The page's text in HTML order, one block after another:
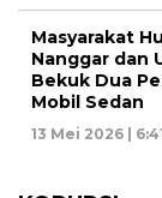
Masyarakat
Nanggar dan
Bekuk Dua
Mobil Sedan
13 Mei 2026 |